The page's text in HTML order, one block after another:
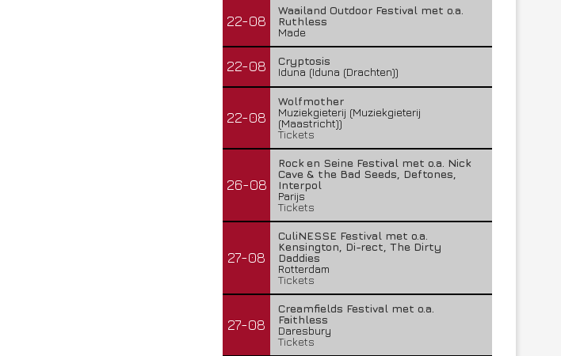
22-08
Waailand Outdoor Festival met o.a.
Ruthless
Made
22-08
Cryptosis
Iduna (Iduna (Drachten))
22-08
Wolfmother
Muziekgieterij (Muziekgieterij
(Maastricht))
Tickets
26-08
Rock en Seine Festival met o.a. Nick
Cave & the Bad Seeds, Deftones,
Interpol
Parijs
Tickets
27-08
CuliNESSE Festival met o.a.
Kensington, Di-rect, The Dirty
Daddies
Rotterdam
Tickets
27-08
Creamfields Festival met o.a.
Faithless
Daresbury
Tickets